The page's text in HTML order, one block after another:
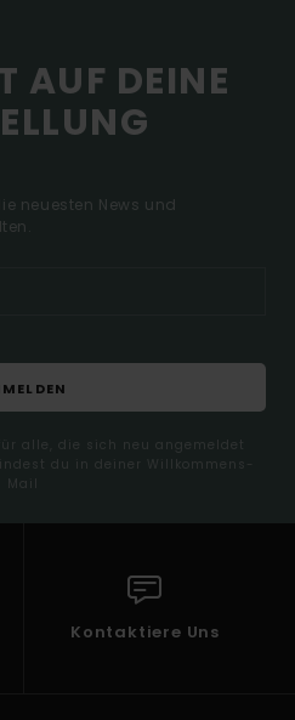
AUF DEINE
neuesten News und
alle, die sich neu angemeldet
du in deiner Willkommens-
Mail
Kontaktiere Uns